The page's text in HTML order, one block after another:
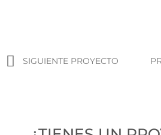
Ant
SIGUIENTE PROYECTO